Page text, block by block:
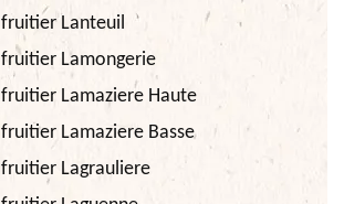
fruitier Lanteuil
fruitier Lamongerie
Lamaziere Haute
Lamaziere Basse
Lagrauliere